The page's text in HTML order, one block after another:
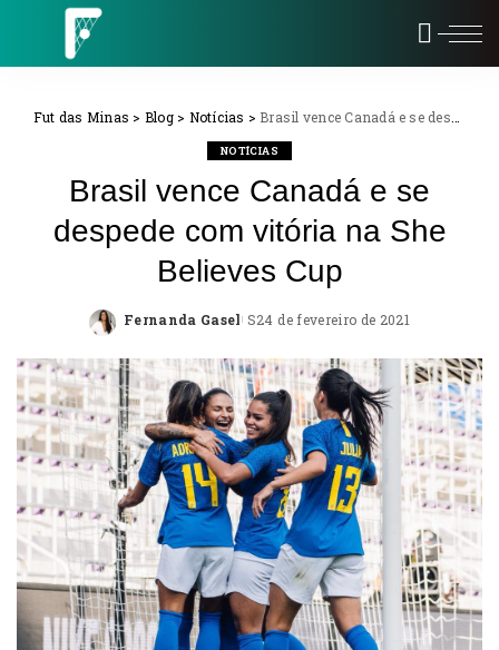
Fut das Minas > Blog> Notícias > Brasil vence Canadá e se despede com vitória na She Believes Cup
NOTÍCIAS
Brasil vence Canadá e se
despede com vitória na She
Believes Cup
Posted
Fernanda Gasel 24 de fevereiro de 2021